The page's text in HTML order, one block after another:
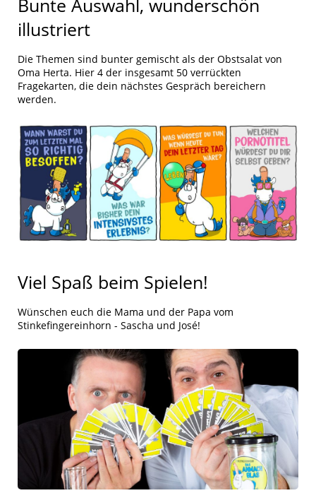
Bunte Auswahl, wunderschön
illustriert
Die Themen sind bunter gemischt als der Obstsalat von
Oma Herta. Hier 4 der insgesamt 50 verrückten
Fragekarten, die dein nächstes Gespräch bereichern
werden.
Viel Spaß beim Spielen!
Wünschen euch die Mama und der Papa vom
Stinkefingereinhorn - Sascha und José!